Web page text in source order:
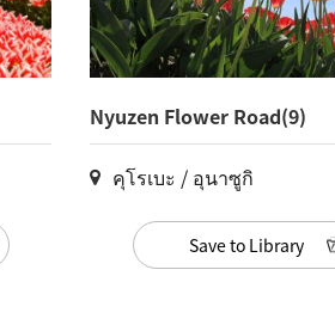
Nyuzen Flower Road(9)
คุโรเบะ / อุนาซูกิ
Save to Library